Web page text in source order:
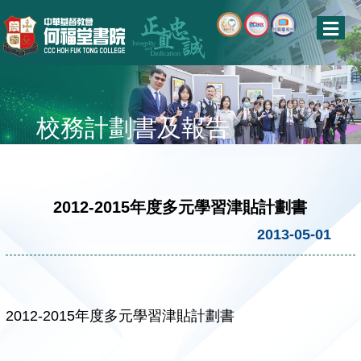
校務計劃書及報告
2012-2015年度多元學習津貼計劃書
2013-05-01
2012-2015年度多元學習津貼計劃書